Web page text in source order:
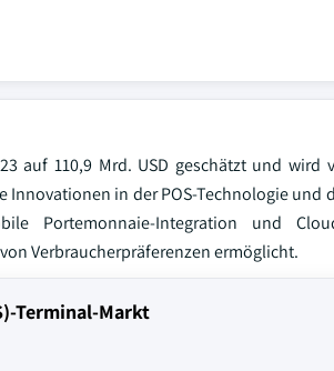
auf 110,9 Mrd. USD geschätzt und wird
in der POS-Technologie
Portemonnaie-Integration und
Verbraucherpräferenzen ermöglicht.
Terminal-Markt